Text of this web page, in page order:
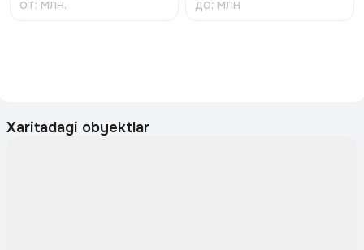
Xaritadagi obyektlar